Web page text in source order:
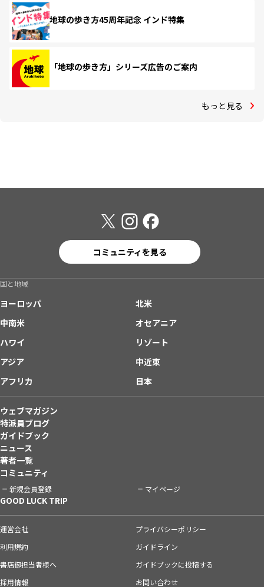
地球の歩き方45周年記念 インド特集
「地球の歩き方」シリーズ広告のご案内
もっと見る
コミュニティを見る
国と地域
ヨーロッパ
北米
中南米
オセアニア
ハワイ
リゾート
アジア
中近東
アフリカ
日本
ウェブマガジン
特派員ブログ
ガイドブック
ニュース
著者一覧
コミュニティ
新規会員登録 マイページ
GOOD LUCK TRIP
運営会社
プライバシーポリシー
利用規約
ガイドライン
書店御担当者様へ
ガイドブックに投稿する
採用情報
お問い合わせ